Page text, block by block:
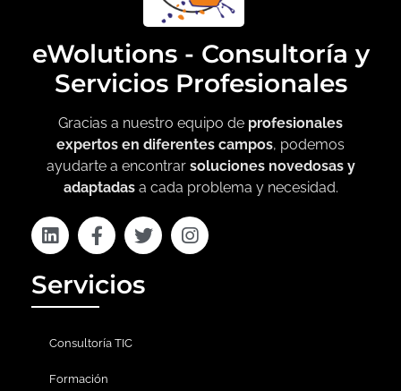
eWolutions - Consultoría y
Servicios Profesionales
Gracias a nuestro equipo de profesionales
expertos en diferentes campos, podemos
ayudarte a encontrar soluciones novedosas y
adaptadasa cada problema y necesidad.
Servicios
Consultoría TIC
Formación